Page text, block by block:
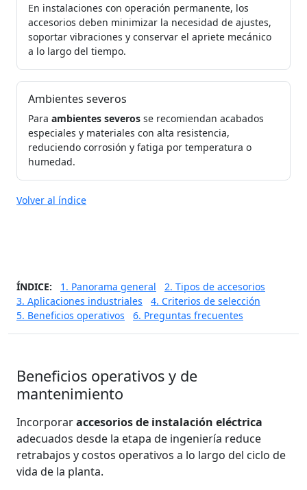
En instalaciones con operación permanente, los
accesorios deben minimizar la necesidad de ajustes,
soportar vibraciones y conservar el apriete mecánico
a lo largo del tiempo.
Ambientes severos
Para ambientes severos se recomiendan acabados
especiales y materiales con alta resistencia,
reduciendo corrosión y fatiga por temperatura o
humedad.
Volver al índice
ÍNDICE: 1. Panorama general
2. Tipos de accesorios
3. Aplicaciones industriales
4. Criterios de selección
5. Beneficios operativos
6. Preguntas frecuentes
Beneficios operativos y de
mantenimiento
Incorporaraccesorios de instalación eléctrica
adecuados desde la etapa de ingeniería reduce
retrabajos y costos operativos a lo largo del ciclo de
vida de la planta.